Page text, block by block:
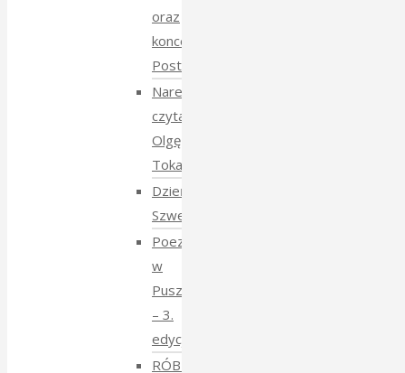
oraz
koncert
Postmana
Narewka
czyta
Olgę
Tokarczuk
Dzień
Szwedzki
Poezja
w
Puszczy
– 3.
edycja
RÓBMY